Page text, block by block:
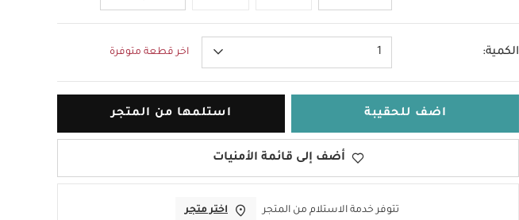
الكمية: 1 اخر قطعة متوفرة
اضف للحقيبة استلمها من المتجر
أضف إلى قائمة الأمنيات
تتوفر خدمة الاستلام من المتجر اختر متجر